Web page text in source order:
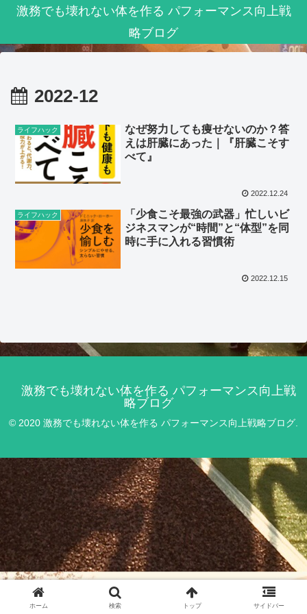
激務でも壊れない体を作る パフォーマンス向上戦
略ブログ
2022-12
ライフハック
なぜ努力しても痩せないのか？答
えは肝臓にあった｜『肝臓こそす
べて』
2022.12.24
ライフハック
「少食こそ最強の武器」忙しいビ
ジネスマンが“時間”と“体型”を同
時に手に入れる習慣術
2022.12.15
激務でも壊れない体を作る パフォーマンス向上戦
略ブログ
© 2020 激務でも壊れない体を作る パフォーマンス向上戦略ブログ.
ホーム 検索 トップ サイドバー